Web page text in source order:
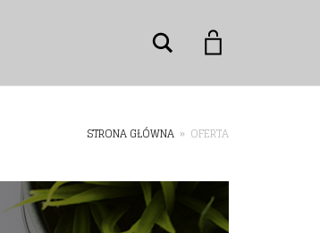
Szukaj
STRONA GŁÓWNA » OFERTA